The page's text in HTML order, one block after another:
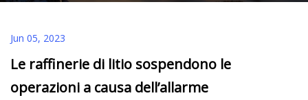
Jun 05, 2023
Le raffinerie di litio sospendono le
operazioni a causa dell’allarme